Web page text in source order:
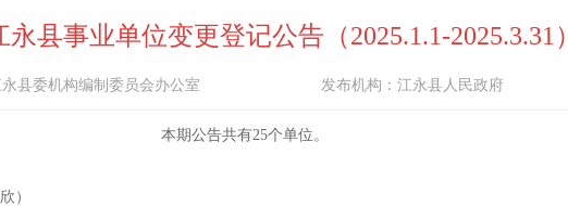
永县事业单位变更登记公告（2025.1.1-2025.3.31）
县委机构编制委员会办公室 发布机构：江永县人民政府
本期公告共有25个单位。
）